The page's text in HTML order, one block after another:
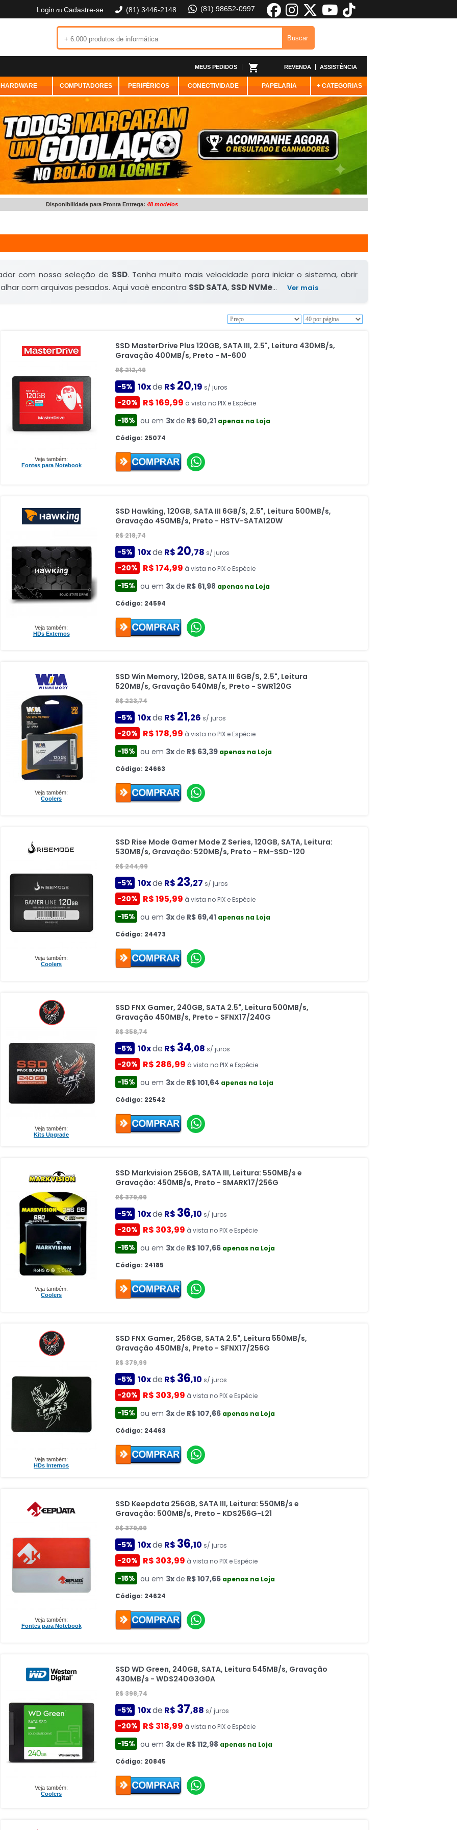
(81) 98652-0997
(81) 3446-2148
Login ou Cadastre-se
MEUS PEDIDOS REVENDA ASSISTÊNCIA
HARDWARE COMPUTADORES PERIFÉRICOS CONECTIVIDADE PAPELARIA + CATEGORIAS
Disponibilidade para Pronta Entrega: 48 modelos
com nossa seleção de SSD. Tenha muito mais velocidade para iniciar o sistema, abrir
com arquivos pesados. Aqui você encontra SSD SATA, SSD NVMe... Ver mais
Veja também:
Fontes para Notebook
SSD MasterDrive Plus 120GB, SATA III, 2.5", Leitura 430MB/s,
Gravação 400MB/s, Preto - M-600
R$ 212,49
-5% 10xde R$ 20,19 s/ juros
-20% R$ 169,99 à vista no PIX e Espécie
-15% ou em 3xde R$ 60,21 apenas na Loja
Código: 25074
Veja também:
HDs Externos
SSD Hawking, 120GB, SATA III 6GB/S, 2.5", Leitura 500MB/s,
Gravação 450MB/s, Preto - HSTV-SATA120W
R$ 218,74
-5% 10xde R$ 20,78 s/ juros
-20% R$ 174,99 à vista no PIX e Espécie
-15% ou em 3xde R$ 61,98 apenas na Loja
Código: 24594
Veja também:
Coolers
SSD Win Memory, 120GB, SATA III 6GB/S, 2.5", Leitura
520MB/s, Gravação 540MB/s, Preto - SWR120G
R$ 223,74
-5% 10xde R$ 21,26 s/ juros
-20% R$ 178,99 à vista no PIX e Espécie
-15% ou em 3xde R$ 63,39 apenas na Loja
Código: 24663
Veja também:
Coolers
SSD Rise Mode Gamer Mode Z Series, 120GB, SATA, Leitura:
530MB/s, Gravação: 520MB/s, Preto - RM-SSD-120
R$ 244,99
-5% 10xde R$ 23,27 s/ juros
-20% R$ 195,99 à vista no PIX e Espécie
-15% ou em 3xde R$ 69,41 apenas na Loja
Código: 24473
Veja também:
Kits Upgrade
SSD FNX Gamer, 240GB, SATA 2.5", Leitura 500MB/s,
Gravação 450MB/s, Preto - SFNX17/240G
R$ 358,74
-5% 10xde R$ 34,08 s/ juros
-20% R$ 286,99 à vista no PIX e Espécie
-15% ou em 3xde R$ 101,64 apenas na Loja
Código: 22542
Veja também:
Coolers
SSD Markvision 256GB, SATA III, Leitura: 550MB/s e
Gravação: 450MB/s, Preto - SMARK17/256G
R$ 379,99
-5% 10xde R$ 36,10 s/ juros
-20% R$ 303,99 à vista no PIX e Espécie
-15% ou em 3xde R$ 107,66 apenas na Loja
Código: 24185
Veja também:
HDs Internos
SSD FNX Gamer, 256GB, SATA 2.5", Leitura 550MB/s,
Gravação 450MB/s, Preto - SFNX17/256G
R$ 379,99
-5% 10xde R$ 36,10 s/ juros
-20% R$ 303,99 à vista no PIX e Espécie
-15% ou em 3xde R$ 107,66 apenas na Loja
Código: 24463
Veja também:
Fontes para Notebook
SSD Keepdata 256GB, SATA III, Leitura: 550MB/s e
Gravação: 500MB/s, Preto - KDS256G-L21
R$ 379,99
-5% 10xde R$ 36,10 s/ juros
-20% R$ 303,99 à vista no PIX e Espécie
-15% ou em 3xde R$ 107,66 apenas na Loja
Código: 24624
Veja também:
Coolers
SSD WD Green, 240GB, SATA, Leitura 545MB/s, Gravação
430MB/s - WDS240G3G0A
R$ 398,74
-5% 10xde R$ 37,88 s/ juros
-20% R$ 318,99 à vista no PIX e Espécie
-15% ou em 3xde R$ 112,98 apenas na Loja
Código: 20845